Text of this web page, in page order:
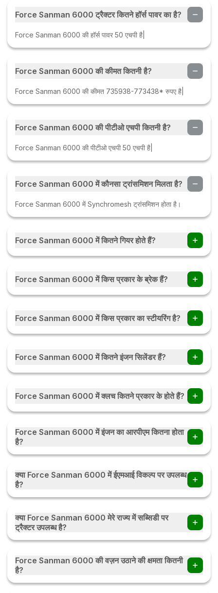
Force Sanman 6000 ट्रैक्टर कितने हॉर्स पावर का है?
Force Sanman 6000 की हॉर्स पावर 50 एचपी है|
Force Sanman 6000 की कीमत कितनी है?
Force Sanman 6000 की कीमत 735938-773438* रुपए है|
Force Sanman 6000 की पीटीओ एचपी कितनी है?
Force Sanman 6000 की पीटीओ एचपी 50 एचपी है|
Force Sanman 6000 में कौनसा ट्रांसमिशन मिलता है?
Force Sanman 6000 में Synchromesh ट्रांसमिशन होता है।
Force Sanman 6000 में कितने गियर होते हैं?
Force Sanman 6000 ट्रैक्टर में 8 Forward + 4 Reverse गियर
Force Sanman 6000 में किस प्रकार के ब्रेक हैं?
Force Sanman 6000 में Fully Oil Immersed Multiplate
Force Sanman 6000 में किस प्रकार का स्टीयरिंग है?
Force Sanman 6000 में Power Steering हैं।
Force Sanman 6000 में कितने इंजन सिलेंडर हैं?
Force Sanman 6000 में 3 इंजन सिलेंडर हैं।
Force Sanman 6000 में क्लच कितने प्रकार के होते हैं?
Force Sanman 6000 में क्लच Dual, Dry Mechanical Actuation
Force Sanman 6000 में इंजन का आरपीएम कितना होता
है?
Force Sanman 6000 में इंजन का 2200 होता हैं।
क्या Force Sanman 6000 में ईएमआई विकल्प पर उपलब्ध
है?
हाँ, आप Force Sanman 6000 ईएमआई विकल्प पर ट्रैक्टर खरीद सकते हैं
. आप मासिक / त्रैमासिक / या मौसमी ईएमआई पर ईएमआई विकल्प की जाँच करें
ईएमआई कैलकुलेटर
क्या Force Sanman 6000 मेरे राज्य में सब्सिडी पर
ट्रैक्टर उपलब्ध है?
हाँ, ट्रैक्टर सब्सिडी भारत के हर राज्य में उपलब्ध है। सब्सिडी की राशि राज्य
सरकार के नियमों के अनुसार राज्य दर राज्य बदल सकती है। ट्रैक्टर सब्सिडी के
बारे में अधिक जानने के लिए आप देख सकते हैं ट्रैक्टर सब्सिडी
Force Sanman 6000 की वज़न उठाने की क्षमता कितनी
है?
Force Sanman 6000 की वज़न उठाने की क्षमता 1450 kg हैं।